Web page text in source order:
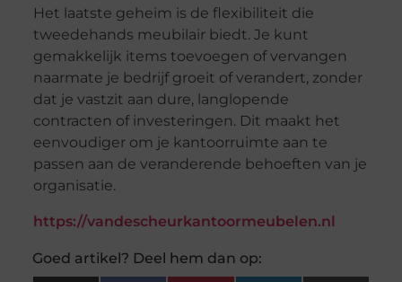
Het laatste geheim is de flexibiliteit die
tweedehands meubilair biedt. Je kunt
gemakkelijk items toevoegen of vervangen
naarmate je bedrijf groeit of verandert, zonder
dat je vastzit aan dure, langlopende
contracten of investeringen. Dit maakt het
eenvoudiger om je kantoorruimte aan te
passen aan de veranderende behoeften van je
organisatie.
https://vandescheurkantoormeubelen.nl
Goed artikel? Deel hem dan op: